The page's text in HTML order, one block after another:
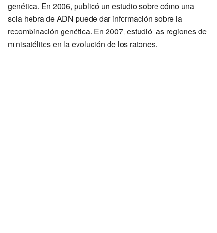
genética. En 2006, publicó un estudio sobre cómo una
sola hebra de ADN puede dar información sobre la
recombinación genética. En 2007, estudió las regiones de
minisatélites en la evolución de los ratones.